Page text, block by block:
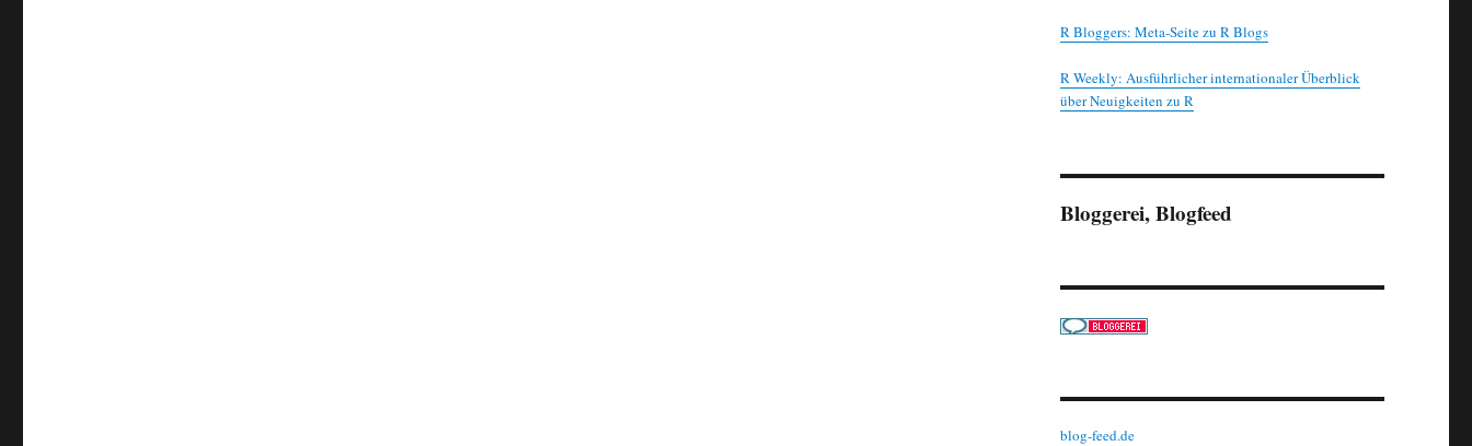
R Bloggers: Meta-Seite zu R Blogs
R Weekly: Ausführlicher internationaler Überblick
über Neuigkeiten zu R
Bloggerei, Blogfeed
blog-feed.de